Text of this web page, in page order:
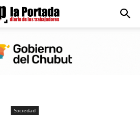
Sociedad